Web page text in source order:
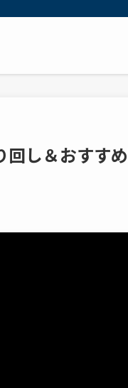
し＆おすす